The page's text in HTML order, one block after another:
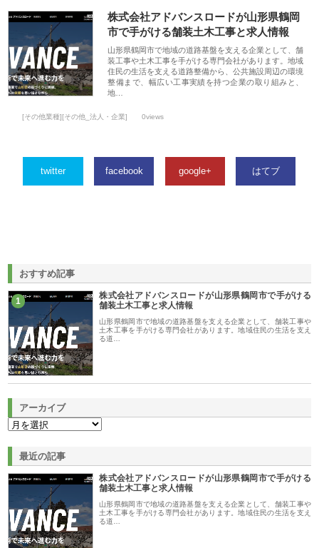
株式会社アドバンスロードが山形県鶴岡
市で手がける舗装土木工事と求人情報
山形県鶴岡市で地域の道路基盤を支える企業として、舗
装工事や土木工事を手がける専門会社があります。地域
住民の生活を支える道路整備から、公共施設周辺の環境
整備まで、幅広い工事実績を持つ企業の取り組みと、
地…
[その他業種][その他_法人・企業] 0views
twitter facebook google+ はてブ
おすすめ記事
1
株式会社アドバンスロードが山形県鶴岡市で手がける
舗装土木工事と求人情報
山形県鶴岡市で地域の道路基盤を支える企業として、舗装工事や
土木工事を手がける専門会社があります。地域住民の生活を支え
る道…
アーカイブ
最近の記事
株式会社アドバンスロードが山形県鶴岡市で手がける
舗装土木工事と求人情報
山形県鶴岡市で地域の道路基盤を支える企業として、舗装工事や
土木工事を手がける専門会社があります。地域住民の生活を支え
る道…